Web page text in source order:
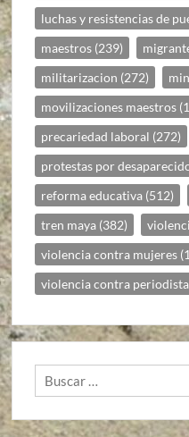
luchas y resistencias de
maestros (239)
militarizacion (272)
movilizaciones maestros
precariedad laboral (272)
protestas por
reforma educativa (512)
tren maya (382)
violencia contra mujeres
violencia contra